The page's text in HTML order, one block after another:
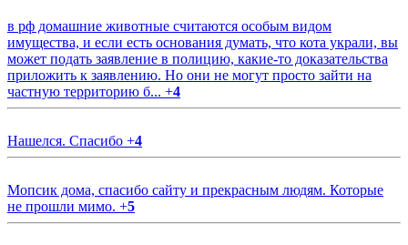
в рф домашние животные считаются особым видом
имущества, и если есть основания думать, что кота украли, вы
может подать заявление в полицию, какие-то доказательства
приложить к заявлению. Но они не могут просто зайти на
частную территорию б... +4
Нашелся. Спасибо +4
Мопсик дома, спасибо сайту и прекрасным людям. Которые
не прошли мимо. +5